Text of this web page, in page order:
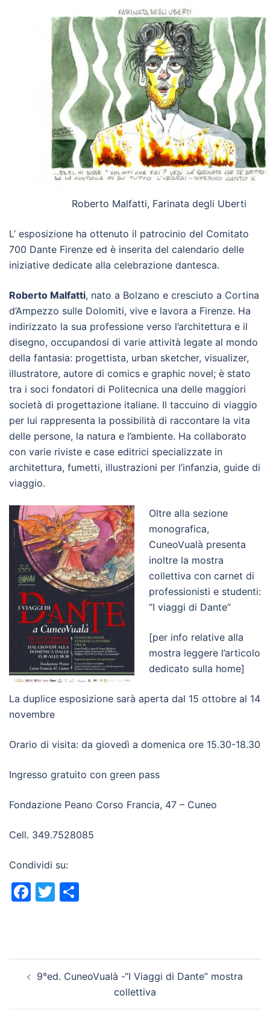
Roberto Malfatti, Farinata degli Uberti
L’ esposizione ha ottenuto il patrocinio del Comitato
700 Dante Firenze ed è inserita del calendario delle
iniziative dedicate alla celebrazione dantesca.
Roberto Malfatti, nato a Bolzano e cresciuto a Cortina
d’Ampezzo sulle Dolomiti, vive e lavora a Firenze. Ha
indirizzato la sua professione verso l’architettura e il
disegno, occupandosi di varie attività legate al mondo
della fantasia: progettista, urban sketcher, visualizer,
illustratore, autore di comics e graphic novel; è stato
tra i soci fondatori di Politecnica una delle maggiori
società di progettazione italiane. Il taccuino di viaggio
per lui rappresenta la possibilità di raccontare la vita
delle persone, la natura e l’ambiente. Ha collaborato
con varie riviste e case editrici specializzate in
architettura, fumetti, illustrazioni per l’infanzia, guide di
viaggio.
Oltre alla sezione
monografica,
CuneoVualà presenta
inoltre la mostra
collettiva con carnet di
professionisti e studenti:
“I viaggi di Dante”
[per info relative alla
mostra leggere l’articolo
dedicato sulla home]
La duplice esposizione sarà aperta dal 15 ottobre al 14
novembre
Orario di visita: da giovedì a domenica ore 15.30-18.30
Ingresso gratuito con green pass
Fondazione Peano Corso Francia, 47 – Cuneo
Cell. 349.7528085
Condividi su:
Facebook
Twitter
articolo
9°ed. CuneoVualà -“I Viaggi di Dante” mostra
collettiva